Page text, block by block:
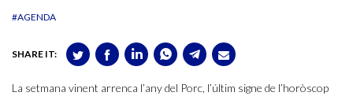
#AGENDA
SHARE IT:
La setmana vinent arrenca l’any del Porc, l’últim signe de l’horòscop